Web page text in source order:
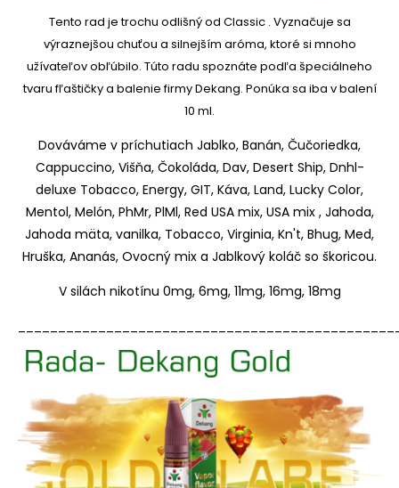
Tento rad je trochu odlišný od Classic . Vyznačuje sa
výraznejšou chuťou a silnejším aróma, ktoré si mnoho
užívateľov obľúbilo. Túto radu spoznáte podľa špeciálneho
tvaru fľaštičky a balenie firmy Dekang. Ponúka sa iba v balení
10 ml.
Dováváme v príchutiach Jablko, Banán, Čučoriedka,
Cappuccino, Višňa, Čokoláda, Dav, Desert Ship, Dnhl-
deluxe Tobacco, Energy, GIT, Káva, Land, Lucky Color,
Mentol, Melón, PhMr, PlMl, Red USA mix, USA mix , Jahoda,
Jahoda mäta, vanilka, Tobacco, Virginia, Kn't, Bhug, Med,
Hruška, Ananás, Ovocný mix a Jablkový koláč so škoricou.
V silách nikotínu 0mg, 6mg, 11mg, 16mg, 18mg